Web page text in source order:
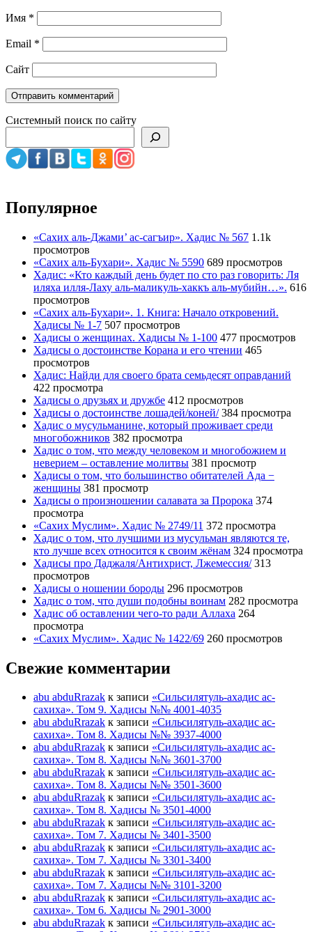
Имя *
Email *
Сайт
Системный поиск по сайту
Популярное
«Сахих аль-Джами’ ас-сагъир». Хадис № 567 1.1k
просмотров
«Сахих аль-Бухари». Хадис № 5590 689 просмотров
Хадис: «Кто каждый день будет по сто раз говорить: Ля
иляха илля-Лаху аль-маликуль-хаккъ аль-мубийн…». 616
просмотров
«Сахих аль-Бухари». 1. Книга: Начало откровений.
Хадисы № 1-7 507 просмотров
Хадисы о женщинах. Хадисы № 1-100 477 просмотров
Хадисы о достоинстве Корана и его чтении 465
просмотров
Хадис: Найди для своего брата семьдесят оправданий
422 просмотра
Хадисы о друзьях и дружбе 412 просмотров
Хадисы о достоинстве лошадей/коней/ 384 просмотра
Хадис о мусульманине, который проживает среди
многобожников 382 просмотра
Хадис о том, что между человеком и многобожием и
неверием – оставление молитвы 381 просмотр
Хадисы о том, что большинство обитателей Ада −
женщины 381 просмотр
Хадисы о произношении салавата за Пророка 374
просмотра
«Сахих Муслим». Хадис № 2749/11 372 просмотра
Хадис о том, что лучшими из мусульман являются те,
кто лучше всех относится к своим жёнам 324 просмотра
Хадисы про Даджаля/Антихрист, Лжемессия/ 313
просмотров
Хадисы о ношении бороды 296 просмотров
Хадис о том, что души подобны воинам 282 просмотра
Хадис об оставлении чего-то ради Аллаха 264
просмотра
«Сахих Муслим». Хадис № 1422/69 260 просмотров
Свежие комментарии
abu abduRrazak к записи «Сильсилятуль-ахадис ас-
сахиха». Том 9. Хадисы №№ 4001-4035
abu abduRrazak к записи «Сильсилятуль-ахадис ас-
сахиха». Том 8. Хадисы №№ 3937-4000
abu abduRrazak к записи «Сильсилятуль-ахадис ас-
сахиха». Том 8. Хадисы №№ 3601-3700
abu abduRrazak к записи «Сильсилятуль-ахадис ас-
сахиха». Том 8. Хадисы №№ 3501-3600
abu abduRrazak к записи «Сильсилятуль-ахадис ас-
сахиха». Том 8. Хадисы № 3501-4000
abu abduRrazak к записи «Сильсилятуль-ахадис ас-
сахиха». Том 7. Хадисы № 3401-3500
abu abduRrazak к записи «Сильсилятуль-ахадис ас-
сахиха». Том 7. Хадисы № 3301-3400
abu abduRrazak к записи «Сильсилятуль-ахадис ас-
сахиха». Том 7. Хадисы №№ 3101-3200
abu abduRrazak к записи «Сильсилятуль-ахадис ас-
сахиха». Том 6. Хадисы № 2901-3000
abu abduRrazak к записи «Сильсилятуль-ахадис ас-